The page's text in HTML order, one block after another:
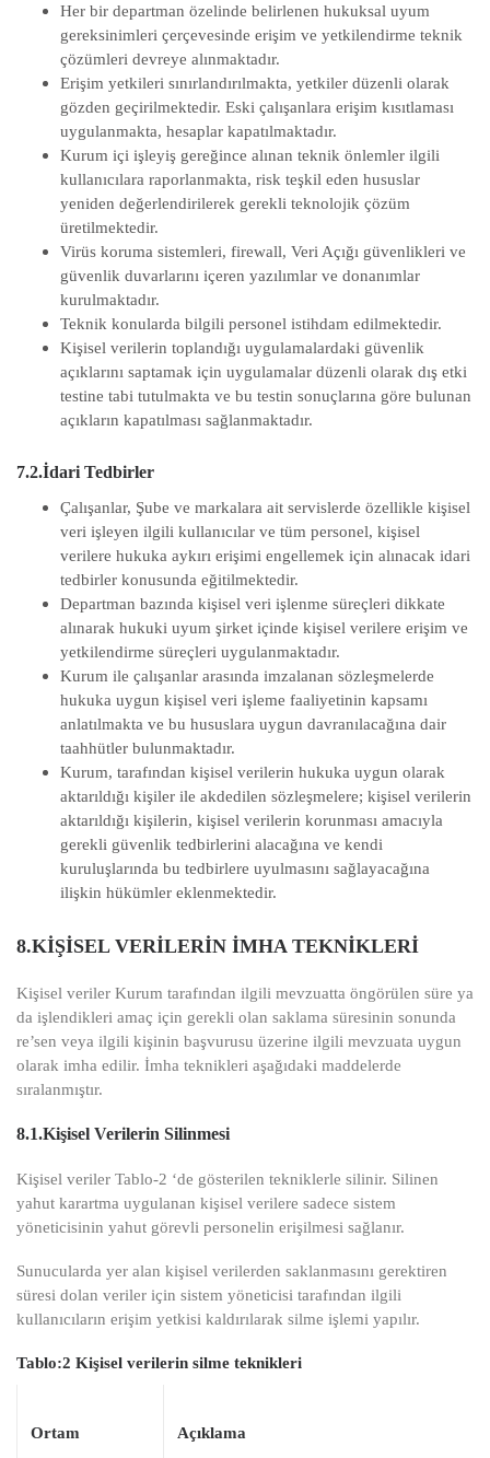
Her bir departman özelinde belirlenen hukuksal uyum
gereksinimleri çerçevesinde erişim ve yetkilendirme teknik
çözümleri devreye alınmaktadır.
Erişim yetkileri sınırlandırılmakta, yetkiler düzenli olarak
gözden geçirilmektedir. Eski çalışanlara erişim kısıtlaması
uygulanmakta, hesaplar kapatılmaktadır.
Kurum içi işleyiş gereğince alınan teknik önlemler ilgili
kullanıcılara raporlanmakta, risk teşkil eden hususlar
yeniden değerlendirilerek gerekli teknolojik çözüm
üretilmektedir.
Virüs koruma sistemleri, firewall, Veri Açığı güvenlikleri ve
güvenlik duvarlarını içeren yazılımlar ve donanımlar
kurulmaktadır.
Teknik konularda bilgili personel istihdam edilmektedir.
Kişisel verilerin toplandığı uygulamalardaki güvenlik
açıklarını saptamak için uygulamalar düzenli olarak dış etki
testine tabi tutulmakta ve bu testin sonuçlarına göre bulunan
açıkların kapatılması sağlanmaktadır.
7.2.İdari Tedbirler
Çalışanlar, Şube ve markalara ait servislerde özellikle kişisel
veri işleyen ilgili kullanıcılar ve tüm personel, kişisel
verilere hukuka aykırı erişimi engellemek için alınacak idari
tedbirler konusunda eğitilmektedir.
Departman bazında kişisel veri işlenme süreçleri dikkate
alınarak hukuki uyum şirket içinde kişisel verilere erişim ve
yetkilendirme süreçleri uygulanmaktadır.
Kurum ile çalışanlar arasında imzalanan sözleşmelerde
hukuka uygun kişisel veri işleme faaliyetinin kapsamı
anlatılmakta ve bu hususlara uygun davranılacağına dair
taahhütler bulunmaktadır.
Kurum, tarafından kişisel verilerin hukuka uygun olarak
aktarıldığı kişiler ile akdedilen sözleşmelere; kişisel verilerin
aktarıldığı kişilerin, kişisel verilerin korunması amacıyla
gerekli güvenlik tedbirlerini alacağına ve kendi
kuruluşlarında bu tedbirlere uyulmasını sağlayacağına
ilişkin hükümler eklenmektedir.
8.KİŞİSEL VERİLERİN İMHA TEKNİKLERİ
Kişisel veriler Kurum tarafından ilgili mevzuatta öngörülen süre ya
da işlendikleri amaç için gerekli olan saklama süresinin sonunda
re’sen veya ilgili kişinin başvurusu üzerine ilgili mevzuata uygun
olarak imha edilir. İmha teknikleri aşağıdaki maddelerde
sıralanmıştır.
8.1.Kişisel Verilerin Silinmesi
Kişisel veriler Tablo-2 ‘de gösterilen tekniklerle silinir. Silinen
yahut karartma uygulanan kişisel verilere sadece sistem
yöneticisinin yahut görevli personelin erişilmesi sağlanır.
Sunucularda yer alan kişisel verilerden saklanmasını gerektiren
süresi dolan veriler için sistem yöneticisi tarafından ilgili
kullanıcıların erişim yetkisi kaldırılarak silme işlemi yapılır.
Tablo:2 Kişisel verilerin silme teknikleri
Ortam Açıklama